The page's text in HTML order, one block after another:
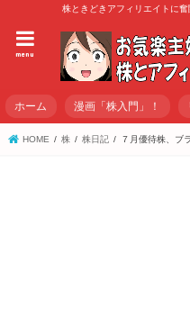
株ときどきアフィリエイトに
menu
ホーム 漫画「株入門」！
HOME 株 株日記 ７月優待株、ブ